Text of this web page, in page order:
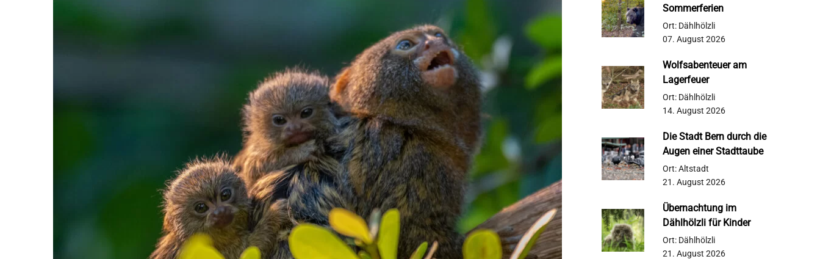
Sommerferien
Ort: Dählhölzli
07. August 2026
Wolfsabenteuer am
Lagerfeuer
Ort: Dählhölzli
14. August 2026
Die Stadt Bern durch die
Augen einer Stadttaube
Ort: Altstadt
21. August 2026
Übernachtung im
Dählhölzli für Kinder
Ort: Dählhölzli
21. August 2026